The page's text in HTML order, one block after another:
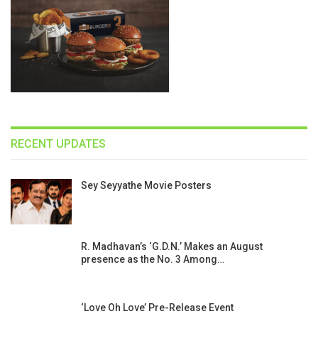
RECENT UPDATES
Sey Seyyathe Movie Posters
R. Madhavan’s ‘G.D.N.’ Makes an August
presence as the No. 3 Among…
‘Love Oh Love’ Pre-Release Event